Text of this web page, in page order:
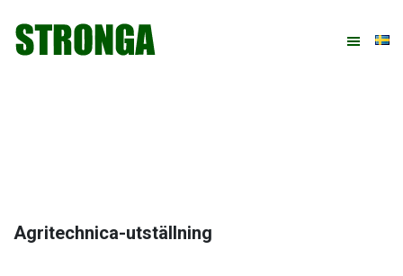
huvudnavigering
huvudinnehåll
det
sidfot
Agritechnica-utställning